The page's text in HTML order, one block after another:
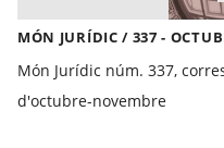
MÓN JURÍDIC / 337 -
Món Jurídic núm. 337,
d'octubre-novembre